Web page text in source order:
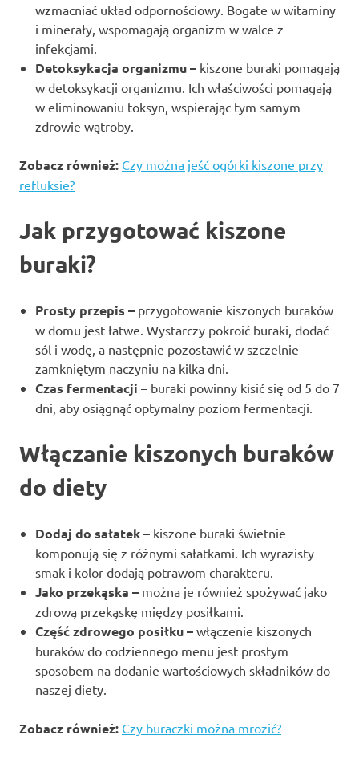
wzmacniać układ odpornościowy. Bogate w witaminy
i minerały, wspomagają organizm w walce z
infekcjami.
Detoksykacja organizmu – kiszone buraki pomagają
w detoksykacji organizmu. Ich właściwości pomagają
w eliminowaniu toksyn, wspierając tym samym
zdrowie wątroby.
Zobacz również: Czy można jeść ogórki kiszone przy
refluksie?
Jak przygotować kiszone
buraki?
Prosty przepis – przygotowanie kiszonych buraków
w domu jest łatwe. Wystarczy pokroić buraki, dodać
sól i wodę, a następnie pozostawić w szczelnie
zamkniętym naczyniu na kilka dni.
Czas fermentacji – buraki powinny kisić się od 5 do 7
dni, aby osiągnąć optymalny poziom fermentacji.
Włączanie kiszonych buraków
do diety
Dodaj do sałatek – kiszone buraki świetnie
komponują się z różnymi sałatkami. Ich wyrazisty
smak i kolor dodają potrawom charakteru.
Jako przekąska – można je również spożywać jako
zdrową przekąskę między posiłkami.
Część zdrowego posiłku – włączenie kiszonych
buraków do codziennego menu jest prostym
sposobem na dodanie wartościowych składników do
naszej diety.
Zobacz również: Czy buraczki można mrozić?